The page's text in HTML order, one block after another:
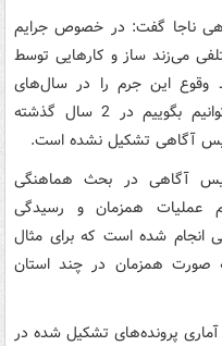
ناجا گفت: در خصوص جرایم
می‌زند ساز و کارهایی توسط
این جرم را در سال‌های
گذشته به درصد پایینی رسانده و می‌توانیم بگوییم در 2 سال گذشته
آگاهی تشکیل نشده است.
آگاهی در بحث هماهنگی
عملیات همزمان و رسیدگی
انجام شده است که برای مثال
صورت همزمان در چند استان
پرونده‌های تشکیل شده در